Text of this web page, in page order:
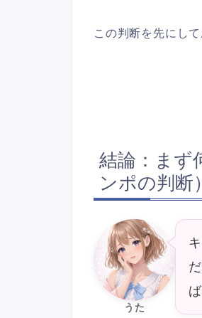
この判断を先にし
結論：まず
ンポの判断）
うた